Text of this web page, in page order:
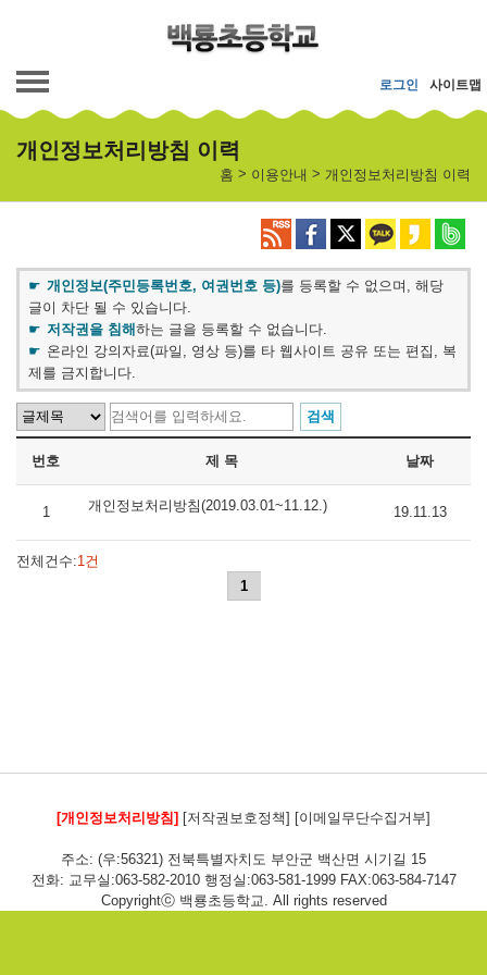
로그인 사이트맵
개인정보처리방침 이력
홈 > 이용안내 > 개인정보처리방침 이력
개인정보(주민등록번호, 여권번호 등)를 등록할 수 없으며, 해당
글이 차단 될 수 있습니다.
저작권을 침해하는 글을 등록할 수 없습니다.
온라인 강의자료(파일, 영상 등)를 타 웹사이트 공유 또는 편집, 복
제를 금지합니다.
번호 제 목 날짜
1 개인정보처리방침(2019.03.01~11.12.) 19.11.13
전체건수:1건
1
[개인정보처리방침] [저작권보호정책] [이메일무단수집거부]
주소: (우:56321) 전북특별자치도 부안군 백산면 시기길 15
전화: 교무실:063-582-2010 행정실:063-581-1999 FAX:063-584-7147
Copyrightⓒ 백룡초등학교. All rights reserved